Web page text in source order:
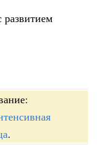
развитием
.